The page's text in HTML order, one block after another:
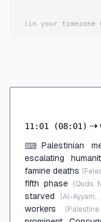
11:01 (08:01) ⇢
⌨ Palestinian
escalating
famine deaths
fifth phase (Quds
starved
(Al-
workers